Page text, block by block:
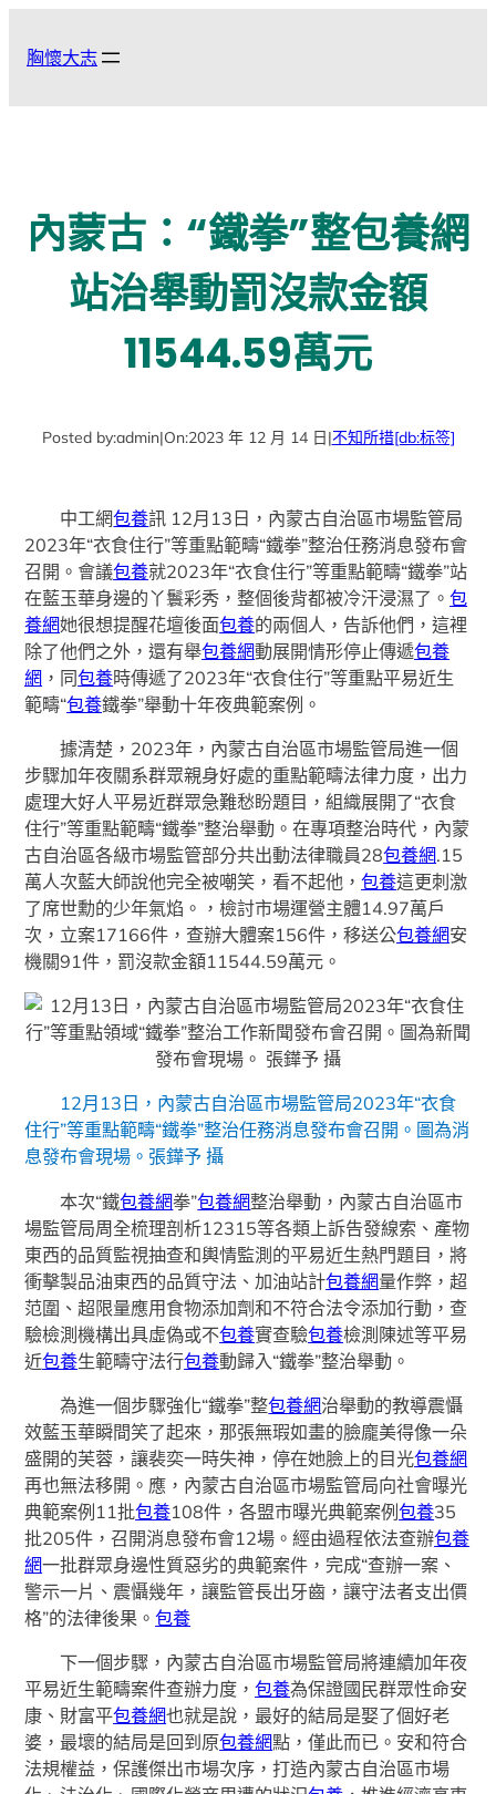
胸懷大志
內蒙古：“鐵拳”整包養網
站治舉動罰沒款金額
11544.59萬元
Posted by:admin|On:2023 年 12 月 14 日|不知所措[db:标签]
中工網包養訊 12月13日，內蒙古自治區市場監管局
2023年“衣食住行”等重點範疇“鐵拳”整治任務消息發布會
召開。會議包養就2023年“衣食住行”等重點範疇“鐵拳”站
在藍玉華身邊的丫鬟彩秀，整個後背都被冷汗浸濕了。包
養網她很想提醒花壇後面包養的兩個人，告訴他們，這裡
除了他們之外，還有舉包養網動展開情形停止傳遞包養
網 ，同包養時傳遞了2023年“衣食住行”等重點平易近生
範疇“包養鐵拳”舉動十年夜典範案例。
據清楚，2023年，內蒙古自治區市場監管局進一個
步驟加年夜關系群眾親身好處的重點範疇法律力度，出力
處理大好人平易近群眾急難愁盼題目，組織展開了“衣食
住行”等重點範疇“鐵拳”整治舉動。在專項整治時代，內蒙
古自治區各級市場監管部分共出動法律職員28包養網.15
萬人次藍大師說他完全被嘲笑，看不起他，包養這更刺激
了席世勳的少年氣焰。，檢討市場運營主體14.97萬戶
次，立案17166件，查辦大體案156件，移送公包養網安
機關91件，罰沒款金額11544.59萬元。
12月13日，內蒙古自治區市場監管局2023年“衣食
住行”等重點範疇“鐵拳”整治任務消息發布會召開。圖為消
息發布會現場。張鏵予 攝
本次“鐵包養網拳”包養網整治舉動，內蒙古自治區市
場監管局周全梳理剖析12315等各類上訴告發線索、產物
東西的品質監視抽查和輿情監測的平易近生熱門題目，將
衝擊製品油東西的品質守法、加油站計包養網量作弊，超
范圍、超限量應用食物添加劑和不符合法令添加行動，查
驗檢測機構出具虛偽或不包養實查驗包養檢測陳述等平易
近包養生範疇守法行包養動歸入“鐵拳”整治舉動。
為進一個步驟強化“鐵拳”整包養網治舉動的教導震懾
效藍玉華瞬間笑了起來，那張無瑕如畫的臉龐美得像一朵
盛開的芙蓉，讓裴奕一時失神，停在她臉上的目光包養網
再也無法移開。應，內蒙古自治區市場監管局向社會曝光
典範案例11批包養108件，各盟市曝光典範案例包養35
批205件，召開消息發布會12場。經由過程依法查辦包養
網一批群眾身邊性質惡劣的典範案件，完成“查辦一案、
警示一片、震懾幾年，讓監管長出牙齒，讓守法者支出價
格”的法律後果。包養
下一個步驟，內蒙古自治區市場監管局將連續加年夜
平易近生範疇案件查辦力度，包養為保證國民群眾性命安
康、財富平包養網也就是說，最好的結局是娶了個好老
婆，最壞的結局是回到原包養網點，僅此而已。安和符合
法規權益，保護傑出市場次序，打造內蒙古自治區市場